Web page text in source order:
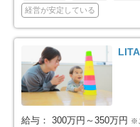
国分寺市 29
福生市 6
東大和市 17
経営が安定している
給与： 300万円～350万円 ※